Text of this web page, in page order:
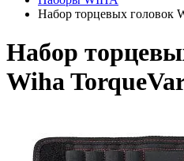
Набор торцевых головок
Набор
Wiha